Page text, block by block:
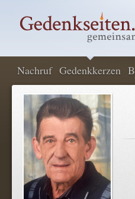
Nachruf Gedenkkerzen